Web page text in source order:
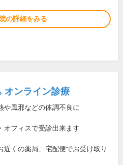
の詳細をみる
オンライン診療
や風邪などの体調不良に
オフィスで受診出来ます
近くの薬局、宅配便でお受け取り